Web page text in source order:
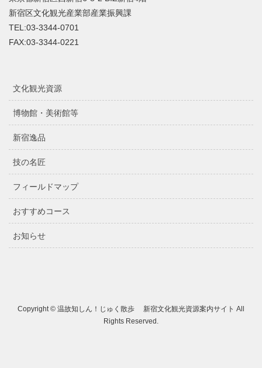
新宿区文化観光産業部産業振興課
TEL:03-3344-0701
FAX:03-3344-0221
文化観光資源
博物館・美術館等
新宿逸品
技の名匠
フィールドマップ
おすすめコース
お知らせ
Copyright © 温故知しん！じゅく散歩 新宿文化観光資源案内サイト All
Rights Reserved.